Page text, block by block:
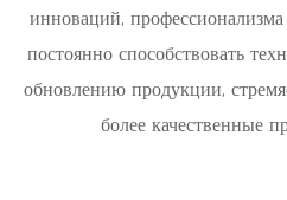
инноваций,
постоянно способствовать
обновлению продукции,
более качественные